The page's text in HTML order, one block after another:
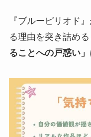
『ブルーピリオド
る理由を突き詰め
ることへの戸惑い」